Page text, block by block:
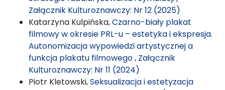
Załącznik Kulturoznawczy: Nr 12 (2025)
Katarzyna Kulpińska,Czarno-biały plakat
filmowy w okresie PRL-u – estetyka i ekspresja.
Autonomizacja wypowiedzi artystycznej a
funkcja plakatu filmowego, Załącznik
Kulturoznawczy: Nr 11 (2024)
Piotr Kletowski,Seksualizacja i estetyzacja